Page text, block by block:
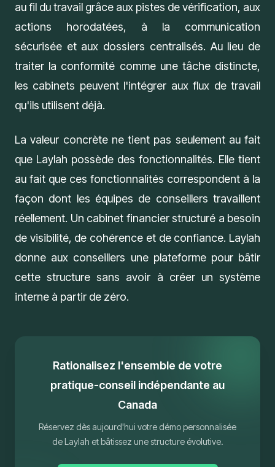
au fil du travail grâce aux pistes de vérification, aux
actions horodatées, à la communication
sécurisée et aux dossiers centralisés. Au lieu de
traiter la conformité comme une tâche distincte,
les cabinets peuvent l'intégrer aux flux de travail
qu'ils utilisent déjà.
La valeur concrète ne tient pas seulement au fait
que Laylah possède des fonctionnalités. Elle tient
au fait que ces fonctionnalités correspondent à la
façon dont les équipes de conseillers travaillent
réellement. Un cabinet financier structuré a besoin
de visibilité, de cohérence et de confiance. Laylah
donne aux conseillers une plateforme pour bâtir
cette structure sans avoir à créer un système
interne à partir de zéro.
Rationalisez l'ensemble de votre
pratique-conseil indépendante au
Canada
Réservez dès aujourd'hui votre démo personnalisée
de Laylah et bâtissez une structure évolutive.